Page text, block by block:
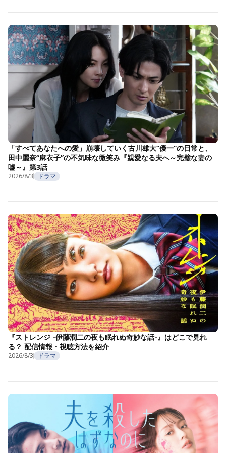
「すべてあなたへの愛」崩壊していく古川雄大“優一”の日常と、
田中麗奈“麻衣子”の不気味な微笑み『親愛なる夫へ～完璧な妻の
嘘～』第3話
2026/8/3 ドラマ
『ストレンジ -伊藤潤二の夜も眠れぬ奇妙な話-』はどこで見れ
る？ 配信情報・視聴方法を紹介
2026/8/3 ドラマ